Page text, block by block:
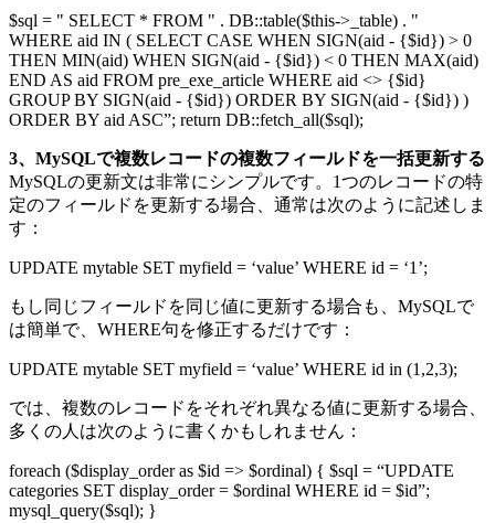
$sql = " SELECT * FROM " . DB::table($this->_table) . "
WHERE aid IN ( SELECT CASE WHEN SIGN(aid - {$id}) > 0
THEN MIN(aid) WHEN SIGN(aid - {$id}) < 0 THEN MAX(aid)
END AS aid FROM pre_exe_article WHERE aid <> {$id}
GROUP BY SIGN(aid - {$id}) ORDER BY SIGN(aid - {$id}) )
ORDER BY aid ASC”; return DB::fetch_all($sql);
3、MySQLで複数レコードの複数フィールドを一括更新する
MySQLの更新文は非常にシンプルです。1つのレコードの特
定のフィールドを更新する場合、通常は次のように記述しま
す：
UPDATE mytable SET myfield = ‘value’ WHERE id = ‘1’;
もし同じフィールドを同じ値に更新する場合も、MySQLで
は簡単で、WHERE句を修正するだけです：
UPDATE mytable SET myfield = ‘value’ WHERE id in (1,2,3);
では、複数のレコードをそれぞれ異なる値に更新する場合、
多くの人は次のように書くかもしれません：
foreach ($display_order as $id => $ordinal) { $sql = “UPDATE
categories SET display_order = $ordinal WHERE id = $id”;
mysql_query($sql); }